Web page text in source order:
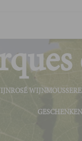
ROSÉ WIJN
GESCHENKEN